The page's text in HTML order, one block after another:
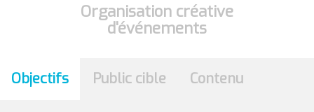
Organisation créative
d'événements
Objectifs Public cible Contenu